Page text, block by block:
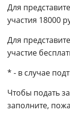
Для
участия 18000
Для
участие
* - в случае
Чтобы подать
заполните,